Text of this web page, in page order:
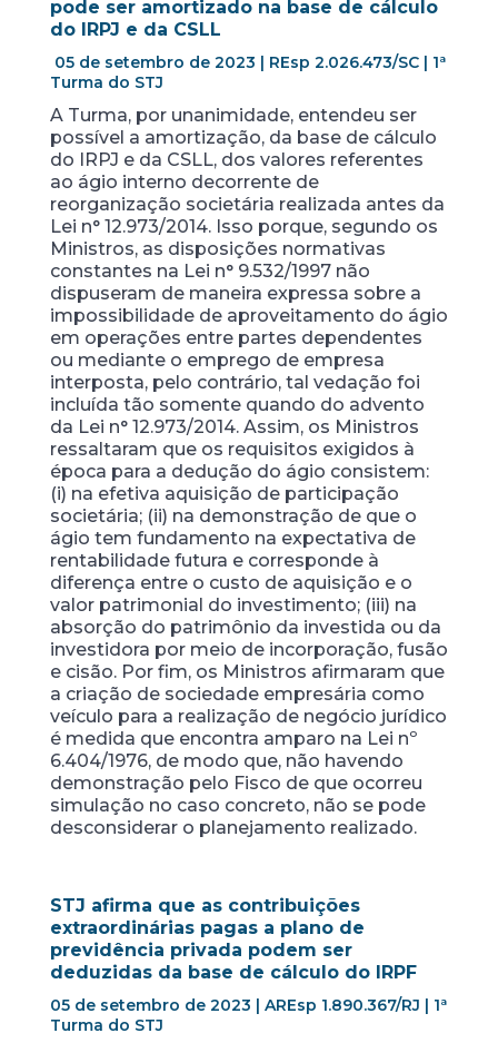
pode ser amortizado na base de cálculo
do IRPJ e da CSLL
05 de setembro de 2023 | REsp 2.026.473/SC | 1ª
Turma do STJ
A Turma, por unanimidade, entendeu ser
possível a amortização, da base de cálculo
do IRPJ e da CSLL, dos valores referentes
ao ágio interno decorrente de
reorganização societária realizada antes da
Lei n° 12.973/2014. Isso porque, segundo os
Ministros, as disposições normativas
constantes na Lei n° 9.532/1997 não
dispuseram de maneira expressa sobre a
impossibilidade de aproveitamento do ágio
em operações entre partes dependentes
ou mediante o emprego de empresa
interposta, pelo contrário, tal vedação foi
incluída tão somente quando do advento
da Lei n° 12.973/2014. Assim, os Ministros
ressaltaram que os requisitos exigidos à
época para a dedução do ágio consistem:
(i) na efetiva aquisição de participação
societária; (ii) na demonstração de que o
ágio tem fundamento na expectativa de
rentabilidade futura e corresponde à
diferença entre o custo de aquisição e o
valor patrimonial do investimento; (iii) na
absorção do patrimônio da investida ou da
investidora por meio de incorporação, fusão
e cisão. Por fim, os Ministros afirmaram que
a criação de sociedade empresária como
veículo para a realização de negócio jurídico
é medida que encontra amparo na Lei nº
6.404/1976, de modo que, não havendo
demonstração pelo Fisco de que ocorreu
simulação no caso concreto, não se pode
desconsiderar o planejamento realizado.
STJ afirma que as contribuições
extraordinárias pagas a plano de
previdência privada podem ser
deduzidas da base de cálculo do IRPF
05 de setembro de 2023 | AREsp 1.890.367/RJ | 1ª
Turma do STJ